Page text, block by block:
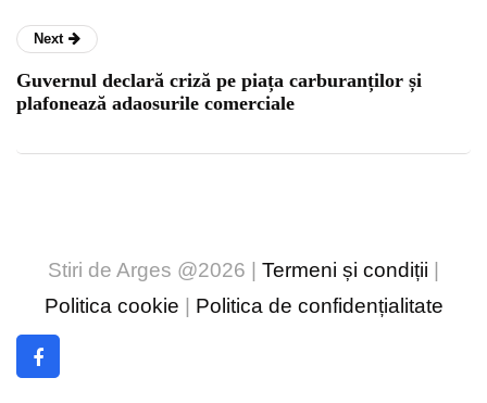
Next
Guvernul declară criză pe piața carburanților și
plafonează adaosurile comerciale
Stiri de Arges @2026 | Termeni și condiții
Politica cookie
Politica de confidențialitate